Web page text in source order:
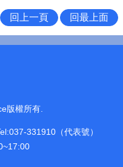
回上一頁 回最上面
版權所有.
331910（代表號）